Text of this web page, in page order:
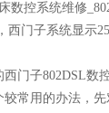
数控系统维修
门子系统显示
门子802DSL
常用的办法，